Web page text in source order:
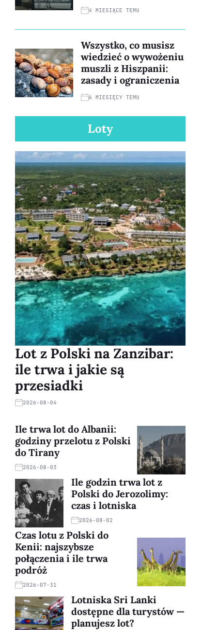
4 MIESIĄCE TEMU
Wszystko, co musisz
wiedzieć o wywożeniu
muszli z Hiszpanii:
zasady i ograniczenia
6 MIESIĘCY TEMU
Loty
Lot z Polski na Zanzibar:
ile trwa i jakie są
przesiadki
2026-08-04
Ile trwa lot do Albanii:
godziny przelotu z Polski
do Tirany
2026-08-03
Ile godzin trwa lot z
Polski do Jerozolimy:
czas i lotniska
2026-08-02
Czas lotu z Polski do
Kenii: najszybsze
połączenia i ile trwa
podróż
2026-07-31
Lotniska Sri Lanki
dostępne dla turystów —
planujesz lot?